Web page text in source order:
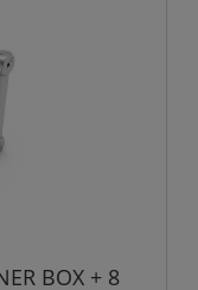
BOX + 8